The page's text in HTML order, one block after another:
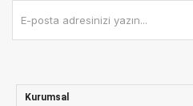
Kurumsal